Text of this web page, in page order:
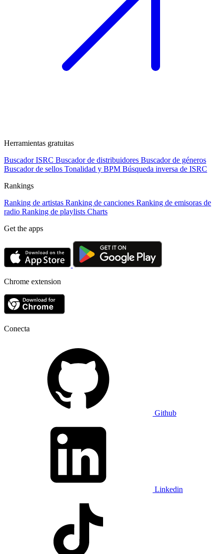
Herramientas gratuitas
Buscador ISRC Buscador de distribuidores Buscador de géneros
Buscador de sellos Tonalidad y BPM Búsqueda inversa de ISRC
Rankings
Ranking de artistas Ranking de canciones Ranking de emisoras de
radio Ranking de playlists Charts
Get the apps
Chrome extension
Conecta
Github
Linkedin